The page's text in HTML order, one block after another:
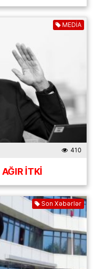
MEDİA
410
AĞIR İTKİ
Son Xəbərlər